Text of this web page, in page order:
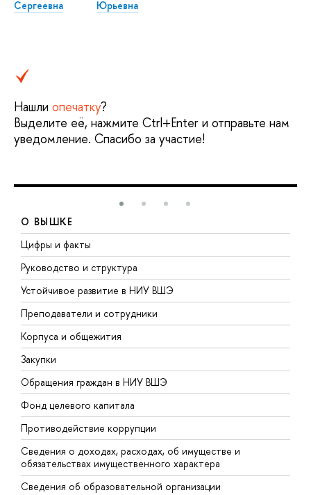
Сергеевна
Юрьевна
Нашли опечатку?
Выделите её, нажмите Ctrl+Enter и отправьте нам
уведомление. Спасибо за участие!
О ВЫШКЕ
Цифры и факты
Руководство и структура
Устойчивое развитие в НИУ ВШЭ
Преподаватели и сотрудники
Корпуса и общежития
Закупки
Обращения граждан в НИУ ВШЭ
Фонд целевого капитала
Противодействие коррупции
Сведения о доходах, расходах, об имуществе и
обязательствах имущественного характера
Сведения об образовательной организации